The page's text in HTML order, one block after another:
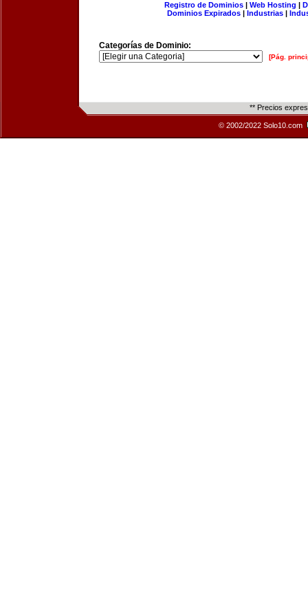
Registro de Dominios| Web Hosting |
Dominios Expirados | Industrias |
Categorías de Dominio:
[Pág.
** Precios
© 2002/2022 Solo10.com